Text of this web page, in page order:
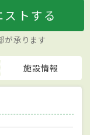
トする
が承ります
施設情報